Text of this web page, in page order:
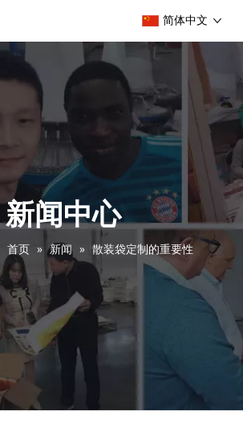
简体中文
新闻中心
首页 » 新闻 » 散装袋定制的重要性